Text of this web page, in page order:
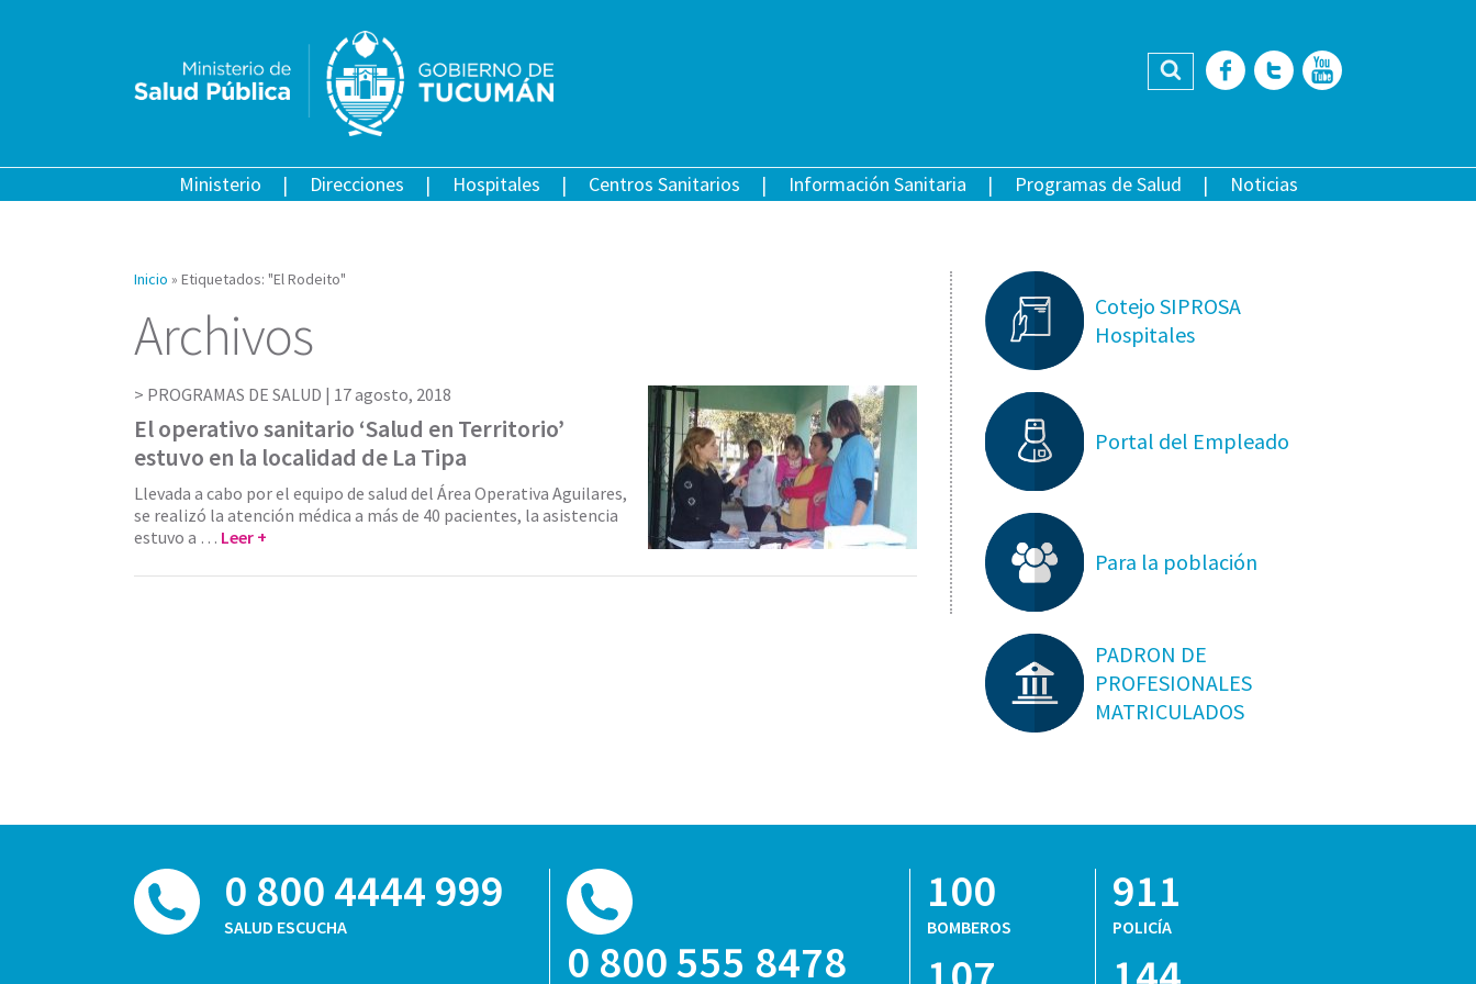
Buscar Facebook
Twitter
Ministerio Direcciones Hospitales Centros Sanitarios Información Sanitaria Programas de Salud Noticias
Inicio » Etiquetados: "El Rodeito"
Archivos
PROGRAMAS DE SALUD | 17 agosto, 2018
El operativo sanitario ‘Salud en Territorio’
estuvo en la localidad de La Tipa
Llevada a cabo por el equipo de salud del Área Operativa Aguilares,
se realizó la atención médica a más de 40 pacientes, la asistencia
estuvo a … Leer +
Cotejo SIPROSA
Hospitales
Portal del Empleado
Para la población
PADRON DE
PROFESIONALES
MATRICULADOS
0 800 4444 999
SALUD ESCUCHA
0 800 555 8478
100
BOMBEROS
911
POLICÍA